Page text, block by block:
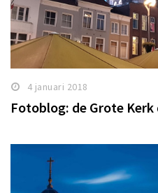
4 januari 2018
Fotoblog: de Grote